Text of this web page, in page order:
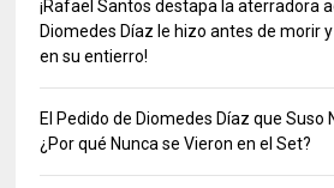
¡Rafael Santos destapa la aterradora
Diomedes Díaz le hizo antes de morir
en su entierro!
El Pedido de Diomedes Díaz que Suso
¿Por qué Nunca se Vieron en el Set?